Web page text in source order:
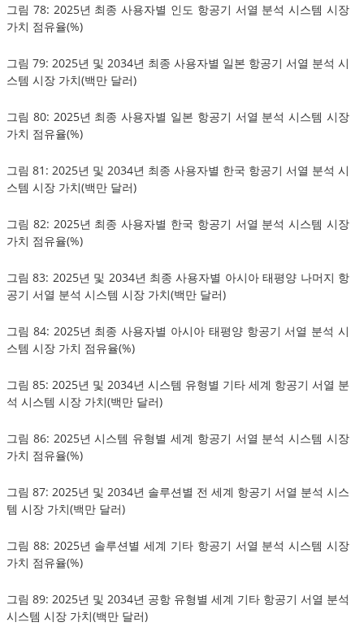
그림 78: 2025년 최종 사용자별 인도 항공기 서열 분석 시스템 시장
가치 점유율(%)
그림 79: 2025년 및 2034년 최종 사용자별 일본 항공기 서열 분석 시
스템 시장 가치(백만 달러)
그림 80: 2025년 최종 사용자별 일본 항공기 서열 분석 시스템 시장
가치 점유율(%)
그림 81: 2025년 및 2034년 최종 사용자별 한국 항공기 서열 분석 시
스템 시장 가치(백만 달러)
그림 82: 2025년 최종 사용자별 한국 항공기 서열 분석 시스템 시장
가치 점유율(%)
그림 83: 2025년 및 2034년 최종 사용자별 아시아 태평양 나머지 항
공기 서열 분석 시스템 시장 가치(백만 달러)
그림 84: 2025년 최종 사용자별 아시아 태평양 항공기 서열 분석 시
스템 시장 가치 점유율(%)
그림 85: 2025년 및 2034년 시스템 유형별 기타 세계 항공기 서열 분
석 시스템 시장 가치(백만 달러)
그림 86: 2025년 시스템 유형별 세계 항공기 서열 분석 시스템 시장
가치 점유율(%)
그림 87: 2025년 및 2034년 솔루션별 전 세계 항공기 서열 분석 시스
템 시장 가치(백만 달러)
그림 88: 2025년 솔루션별 세계 기타 항공기 서열 분석 시스템 시장
가치 점유율(%)
그림 89: 2025년 및 2034년 공항 유형별 세계 기타 항공기 서열 분석
시스템 시장 가치(백만 달러)